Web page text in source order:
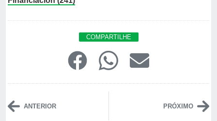
COMPARTILHE
ANTERIOR PRÓXIMO